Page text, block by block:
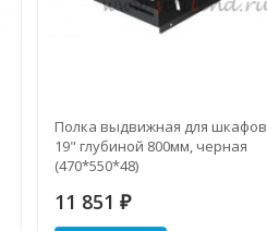
Полка выдвижная для шкафов
19" глубиной 800мм, черная
(470*550*48)
11 851 ₽